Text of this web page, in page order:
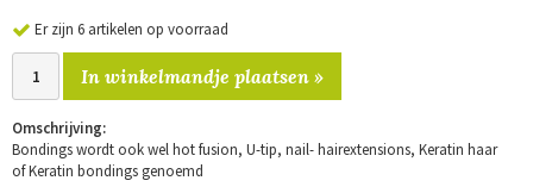
Er zijn 6 artikelen op voorraad
In winkelmandje plaatsen »
Omschrijving:
Bondings wordt ook wel hot fusion, U-tip, nail- hairextensions, Keratin haar
of Keratin bondings genoemd